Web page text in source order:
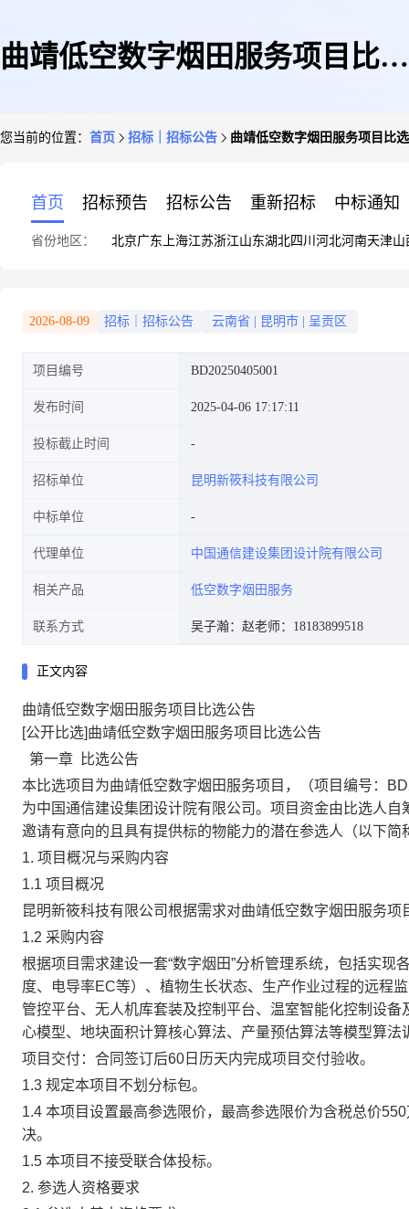
曲靖低空数字烟田服务项目比选
您当前的位置： 首页 招标｜招标公告 曲靖低空数字烟田服务项目比
首页 招标预告 招标公告 重新招标 中标通知
省份地区： 北京广东 上海江苏浙江山东湖北四川 河北河南天津山
2026-08-09 招标｜招标公告 云南省 昆明市 呈贡区
项目编号 BD20250405001
发布时间 2025-04-06 17:17:11
投标截止时间
招标单位 昆明新筱科技有限公司
中标单位
代理单位 中国通信建设集团设计院有限公司
相关产品 低空数字烟田服务
联系方式 吴子瀚： 赵老师：18183899518
正文内容
曲靖低空数字烟田服务项目比选公告
[公开比选]曲靖低空数字烟田服务项目比选公告
第一章
比选公告
本比选项目为曲靖低空数字烟田服务项目 ， （项目编号：
为中国通信建设集团设计院有限公司。项目资金由 比选人自
邀请有意向的且具有提供标的物能力的潜在参选人（以下简
1. 项目概况与采购内容
1.1 项目概况
昆明新筱科技有限公司根据需求对曲靖低空数字烟田服务项
1.2 采购内容
根据项目需求建设一套“数字烟田”分析管理系统，包括实现
度、电导率EC等）、植物生长状态、生产作业过程的远程
管控平台、无人机库套装及控制平台、温室智能化控制设备
心模型、 地块面积计算核心算法、 产量预估算法等模型算法
项目交付：合同签订后60日历天内完成项目交付验收。
1.3 规定本项目不划分标包。
1.4 本项目设置最高参选限价，最高参选限价为含税总价550
决。
1.5 本项目不接受联合体投标。
2. 参选人资格要求